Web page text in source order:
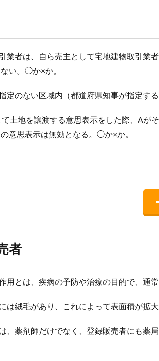
業者は、自ら売主として宅地建物取引業
い。◯か×か。
定のない区域内（都道府県知事が指定す
土地を譲渡する意思表示をした際、Aが
意思表示は無効となる。◯か×か。
者
用とは、疾病の予防や治療の目的で、通
は絨毛があり、これによって表面積が拡
、薬剤師だけでなく、登録販売者にも薬